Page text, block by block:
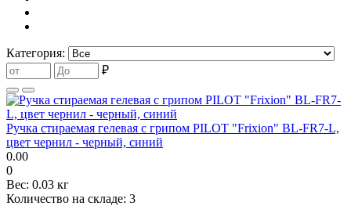
Категория:
₽
Ручка стираемая гелевая с грипом PILOT "Frixion" BL-FR7-L,
цвет чернил - черный, синий
0.00
0
Вес: 0.03 кг
Количество на складе: 3